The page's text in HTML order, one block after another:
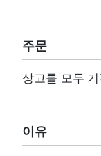
주문
상고를 모두
이유